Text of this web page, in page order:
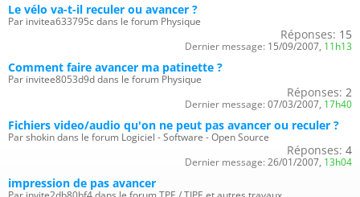
Le vélo va-t-il reculer ou avancer ?
Par invitea633795c dans le forum Physique
Réponses: 15
Dernier message: 15/09/2007, 11h13
Comment faire avancer ma patinette ?
Par invitee8053d9d dans le forum Physique
Réponses: 2
Dernier message: 07/03/2007, 17h40
Fichiers video/audio qu'on ne peut pas avancer ou reculer ?
Par shokin dans le forum Logiciel - Software - Open Source
Réponses: 4
Dernier message: 26/01/2007, 13h04
impression de pas avancer